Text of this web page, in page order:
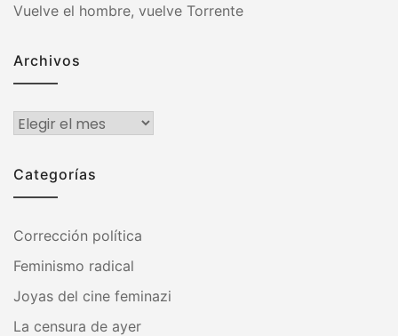
Vuelve el hombre, vuelve Torrente
Archivos
Archivos
Categorías
Corrección política
Feminismo radical
Joyas del cine feminazi
La censura de ayer